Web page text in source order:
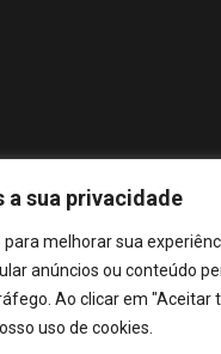
a sua privacidade
para melhorar sua
anúncios ou conteúdo
Ao clicar em "Aceitar
uso de cookies.